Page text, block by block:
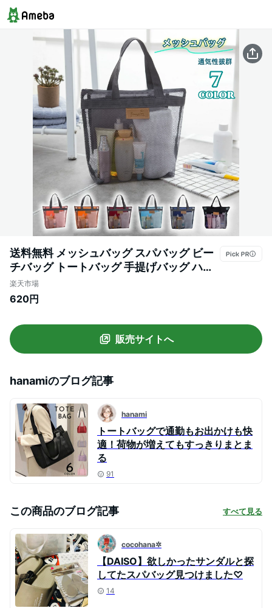
送料無料 メッシュバッグ スパバッグ ビー
チバッグ トートバッグ 手提げバッグ ハン
ドバッグ 温泉バッグ お風呂バッグ プール
バッグ かばん 通気性 シンプル 男女兼用 小
ジム 旅行 鞄 カバン ユニセックス レディー
ス メンズ
楽天市場
620円
販売サイトへ
hanamiのブログ記事
hanami
トートバッグで通勤もお出かけも快
適！荷物が増えてもすっきりまとま
る
91
この商品のブログ記事 すべて見る
cocohana✲
【DAISO】欲しかったサンダルと探
してたスパバッグ見つけました♡
14